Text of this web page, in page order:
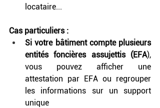
locataire...
Cas particuliers :
Si votre bâtiment compte plusieurs
entités foncières assujettis (EFA),
vous pouvez afficher une
attestation par EFA ou regrouper
les informations sur un support
unique